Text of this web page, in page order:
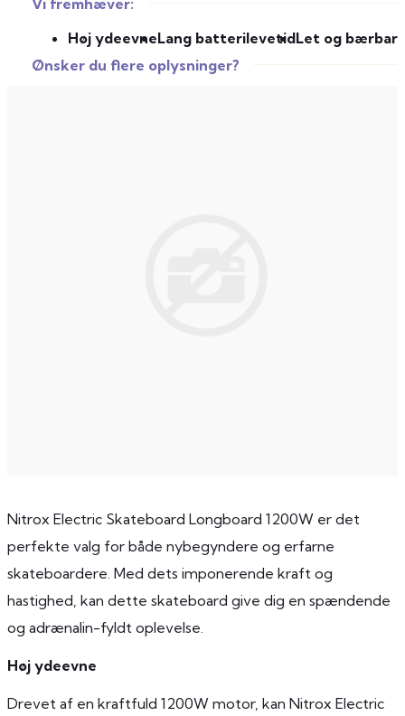
Høj ydeevneLang batterilevetidLet og bærbar
Ønsker du flere oplysninger?
Nitrox Electric Skateboard Longboard 1200W er det
perfekte valg for både nybegyndere og erfarne
skateboardere. Med dets imponerende kraft og
hastighed, kan dette skateboard give dig en spændende
og adrænalin-fyldt oplevelse.
Høj ydeevne
Drevet af en kraftfuld 1200W motor, kan Nitrox Electric